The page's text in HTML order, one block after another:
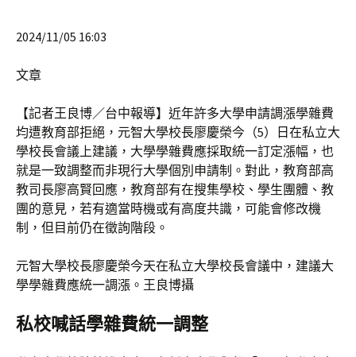
2024/11/05 16:03
文章
【記者王良博／台中報導】近年許多大學申請調漲學雜費
均遭教育部拒絕，元智大學校長廖慶榮今（5）日在私立大
學校長會議上建議，大學學雜費應採取統一訂定漲幅，也
就是一致調整而非現行大學個別申請制。對此，教育部高
教司長廖高賢回應，教育部有在搜集學校、學生團體、教
團的意見，若有適當時機或有高度共識，可能會修改機
制，但目前仍在徵詢階段。
元智大學校長廖慶榮今天在私立大學校長會議中，建議大
學學雜費應統一調漲。王良博攝
私校喊話學雜費統一調整